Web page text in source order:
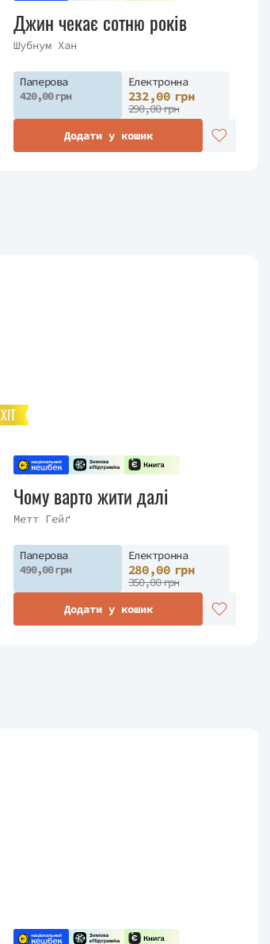
Джин чекає сотню років
Шубнум Хан
Паперова
420,00 грн
Електронна
232,00 грн
290,00 грн
Додати у кошик
ХІТ
Чому варто жити далі
Метт Гейґ
Паперова
490,00 грн
Електронна
280,00 грн
350,00 грн
Додати у кошик